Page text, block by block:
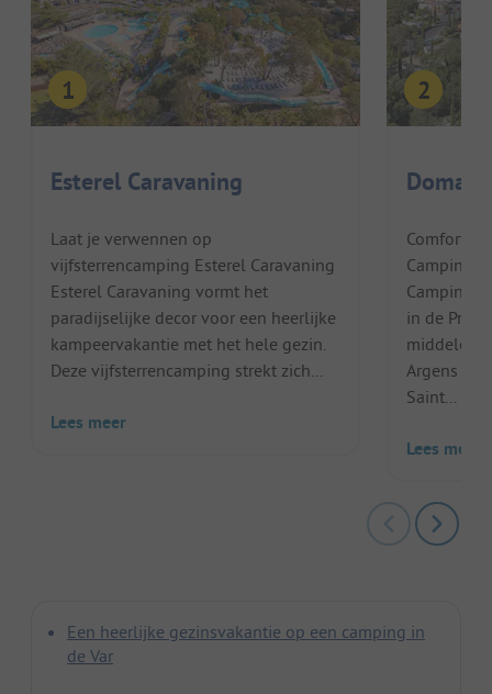
Esterel Caravaning
Laat je verwennen op
vijfsterrencamping Esterel Caravaning
Esterel Caravaning vormt het
paradijselijke decor voor een heerlijke
kampeervakantie met het hele gezin.
Deze vijfsterrencamping strekt zich...
Lees meer
Camping
Camping
in de
Argens en
Saint...
Lees meer
Een heerlijke gezinsvakantie op een camping in
de Var